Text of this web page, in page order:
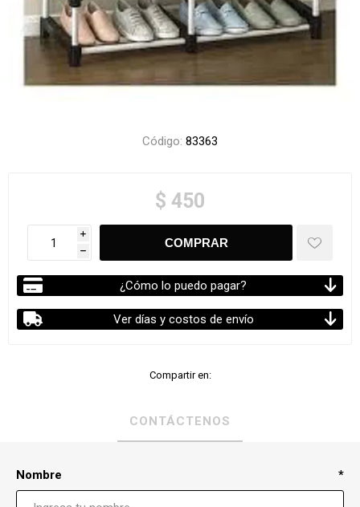
Código: 83363
$ 450
i
h
¿Cómo lo puedo pagar?
Ver días y costos de envío
Compartir en:
CONTÁCTENOS
Nombre *